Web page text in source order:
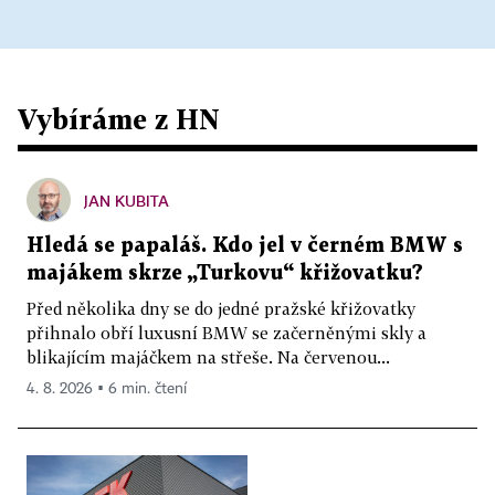
Vybíráme z HN
JAN KUBITA
Hledá se papaláš. Kdo jel v černém BMW s
majákem skrze „Turkovu“ křižovatku?
Před několika dny se do jedné pražské křižovatky
přihnalo obří luxusní BMW se začerněnými skly a
blikajícím majáčkem na střeše. Na červenou...
4. 8. 2026 ▪ 6 min. čtení